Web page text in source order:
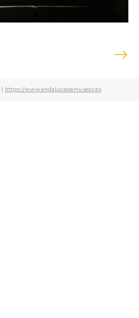
| https://www.andaluciademuseos.es